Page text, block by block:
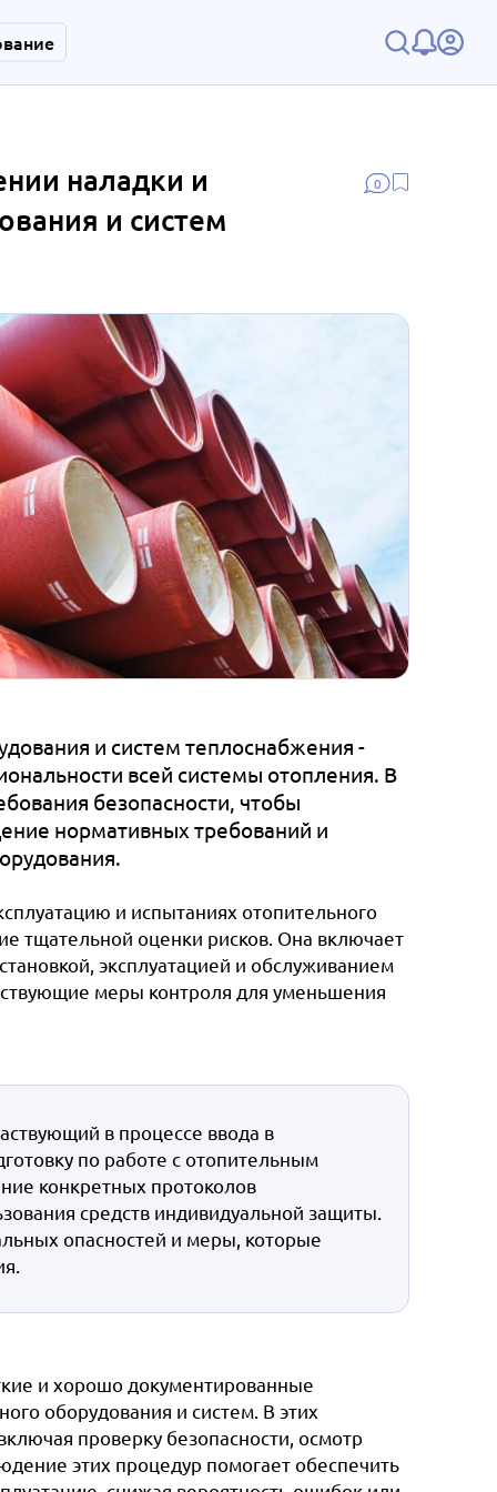
0
наладки и
и систем
и систем теплоснабжения -
всей системы отопления. В
безопасности, чтобы
нормативных требований и
и испытаниях отопительного
тщательной оценки рисков. Она включает
эксплуатацией и обслуживанием
меры контроля для уменьшения
в процессе ввода в
по работе с отопительным
конкретных протоколов
средств индивидуальной защиты.
опасностей и меры, которые
и хорошо документированные
оборудования и систем. В этих
проверку безопасности, осмотр
этих процедур помогает обеспечить